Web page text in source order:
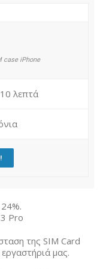
case iPhone
λεπτά
Pro
της SIM Card
μας.